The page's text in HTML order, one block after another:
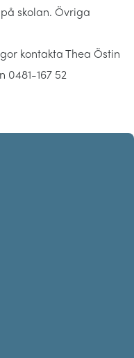
skolan. Övriga
kontakta Thea Östin
0481-167 52